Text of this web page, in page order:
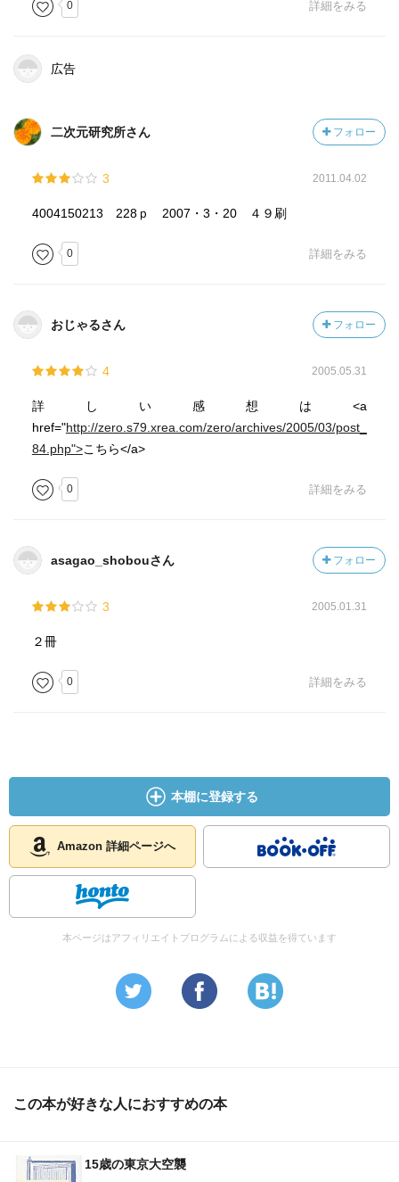
0 詳細をみる
広告
二次元研究所さん フォロー
3 2011.04.02
4004150213 228ｐ 2007・3・20 ４９刷
0 詳細をみる
おじゃるさん フォロー
4 2005.05.31
詳しい感想は<a
href="http://zero.s79.xrea.com/zero/archives/2005/03/post_
84.php">こちら</a>
0 詳細をみる
asagao_shobouさん フォロー
3 2005.01.31
２冊
0 詳細をみる
本棚に登録する
Amazon 詳細ページへ
本ページはアフィリエイトプログラムによる収益を得ています
この本が好きな人におすすめの本
15歳の東京大空襲